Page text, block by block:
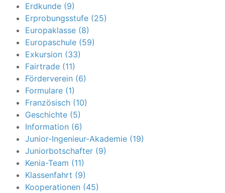
Erdkunde (9)
Erprobungsstufe (25)
Europaklasse (8)
Europaschule (59)
Exkursion (33)
Fairtrade (11)
Förderverein (6)
Formulare (1)
Französisch (10)
Geschichte (5)
Information (6)
Junior-Ingenieur-Akademie (19)
Juniorbotschafter (9)
Kenia-Team (11)
Klassenfahrt (9)
Kooperationen (45)